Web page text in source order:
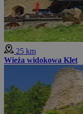
25 km
Wieża widokowa Klet